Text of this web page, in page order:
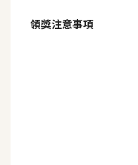
領獎注意事項